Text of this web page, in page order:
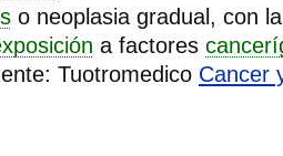
o neoplasia gradual, con
a factores
Tuotromedico Cancer